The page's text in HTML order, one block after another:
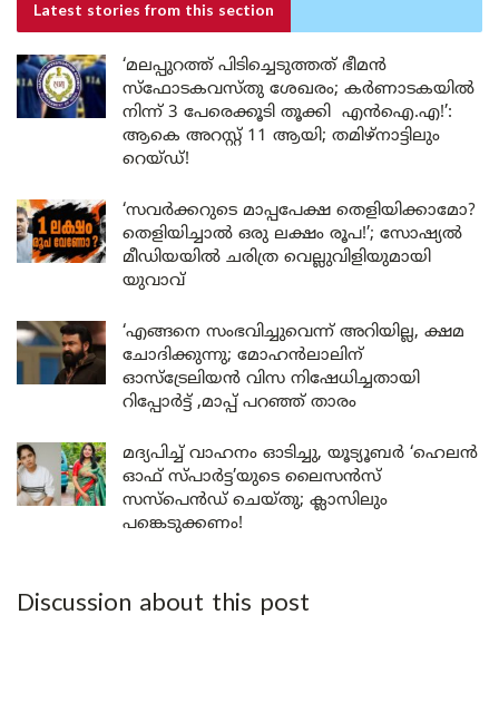
Latest stories from this section
‘മലപ്പുറത്ത് പിടിച്ചെടുത്തത് ഭീമൻ
സ്ഫോടകവസ്തു ശേഖരം; കർണാടകയിൽ
നിന്ന് 3 പേരെക്കൂടി തൂക്കി എൻഐ.എ!’:
ആകെ അറസ്റ്റ് 11 ആയി; തമിഴ്‌നാട്ടിലും
റെയ്ഡ്!
‘സവർക്കറുടെ മാപ്പപേക്ഷ തെളിയിക്കാമോ?
തെളിയിച്ചാൽ ഒരു ലക്ഷം രൂപ!’; സോഷ്യൽ
മീഡിയയിൽ ചരിത്ര വെല്ലുവിളിയുമായി
യുവാവ്
‘എങ്ങനെ സംഭവിച്ചുവെന്ന് അറിയില്ല, ക്ഷമ
ചോദിക്കുന്നു; മോഹൻലാലിന്
ഓസ്ട്രേലിയൻ വിസ നിഷേധിച്ചതായി
റിപ്പോർട്ട് ,മാപ്പ് പറഞ്ഞ് താരം
മദ്യപിച്ച് വാഹനം ഓടിച്ചു, യൂട്യൂബർ ‘ഹെലൻ
ഓഫ് സ്പാർട്ട’യുടെ ലൈസൻസ്
സസ്പെൻഡ് ചെയ്തു; ക്ലാസിലും
പങ്കെടുക്കണം!
Discussion about this post